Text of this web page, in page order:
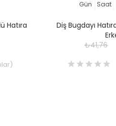
Hatıra
)
Gün
Saat
Diş Bugdayı
₺41,76